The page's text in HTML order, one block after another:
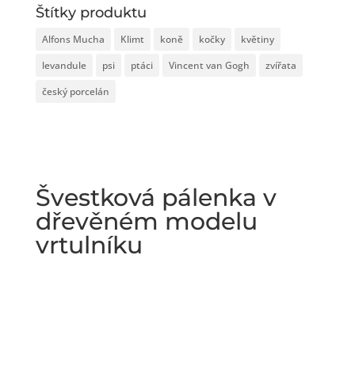
Štítky produktu
Alfons Mucha Klimt koně kočky
květiny
levandule
psi ptáci Vincent van Gogh
zvířata
český porcelán
Švestková pálenka v
dřevěném modelu
vrtulníku